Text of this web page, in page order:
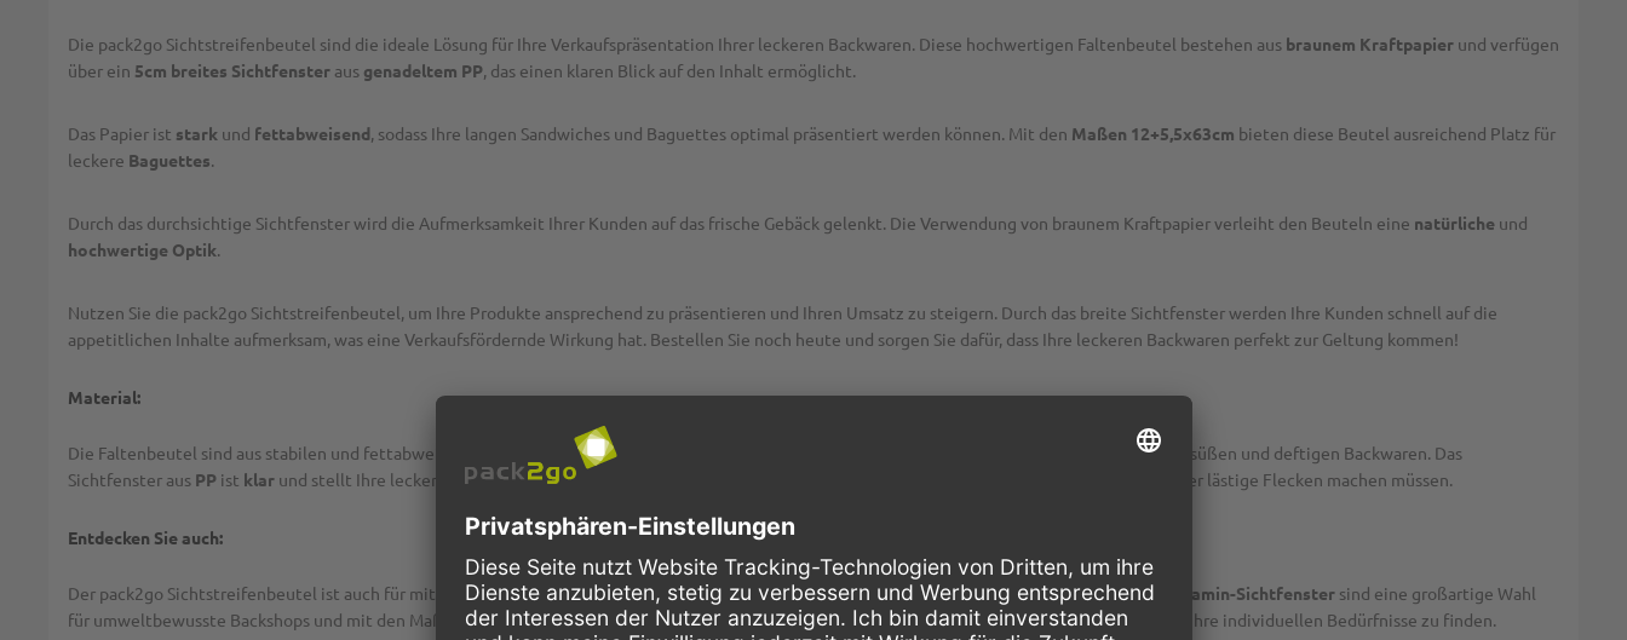
Die pack2go Sichtstreifenbeutel sind die ideale Lösung für Ihre Verkaufspräsentation Ihrer leckeren Backwaren. Diese hochwertigen Faltenbeutel bestehen aus braunem Kraftpapier und verfügen
über ein 5cm breites Sichtfenster aus genadeltem PP, das einen klaren Blick auf den Inhalt ermöglicht.
Das Papier ist stark und fettabweisend, sodass Ihre langen Sandwiches und Baguettes optimal präsentiert werden können. Mit den Maßen 12+5,5x63cm bieten diese Beutel ausreichend Platz für
leckere Baguettes.
Durch das durchsichtige Sichtfenster wird die Aufmerksamkeit Ihrer Kunden auf das frische Gebäck gelenkt. Die Verwendung von braunem Kraftpapier verleiht den Beuteln eine natürliche und
hochwertige Optik.
Nutzen Sie die pack2go Sichtstreifenbeutel, um Ihre Produkte ansprechend zu präsentieren und Ihren Umsatz zu steigern. Durch das breite Sichtfenster werden Ihre Kunden schnell auf die
appetitlichen Inhalte aufmerksam, was eine Verkaufsfördernde Wirkung hat. Bestellen Sie noch heute und sorgen Sie dafür, dass Ihre leckeren Backwaren perfekt zur Geltung kommen!
Material:
Die Faltenbeutel sind aus stabilen und fettabweisenden Kraftpapier gefertigt und eignen sich perfekt für den Präsentationvon süßen und deftigen Backwaren. Das
Sichtfenster aus PP ist klar und stellt Ihre leckeren Snacks so schön zur Schau, gleichzeitig ist es , sodass Ihre Kunden sich keine Sorgen über lästige Flecken machen müssen.
Entdecken Sie auch:
Der pack2go Sichtstreifenbeutel ist auch für mit denMaßen 16+6x32cm, sowie inweißverfügbar. Unsere kompostierbaren Faltenbeutelmit Pergamin-Sichtfenster sind eine großartige Wahl
für umweltbewusste Backshops und mit den Maßen 16+6x32cmund12+5x20cmerhältlich. So haben Sie die Möglichkeit, den perfekten Beutel für Ihre individuellen Bedürfnisse zu finden.